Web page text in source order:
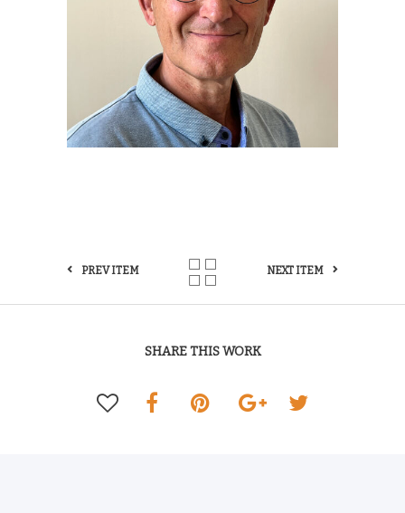
PREV ITEM NEXT ITEM
SHARE THIS WORK